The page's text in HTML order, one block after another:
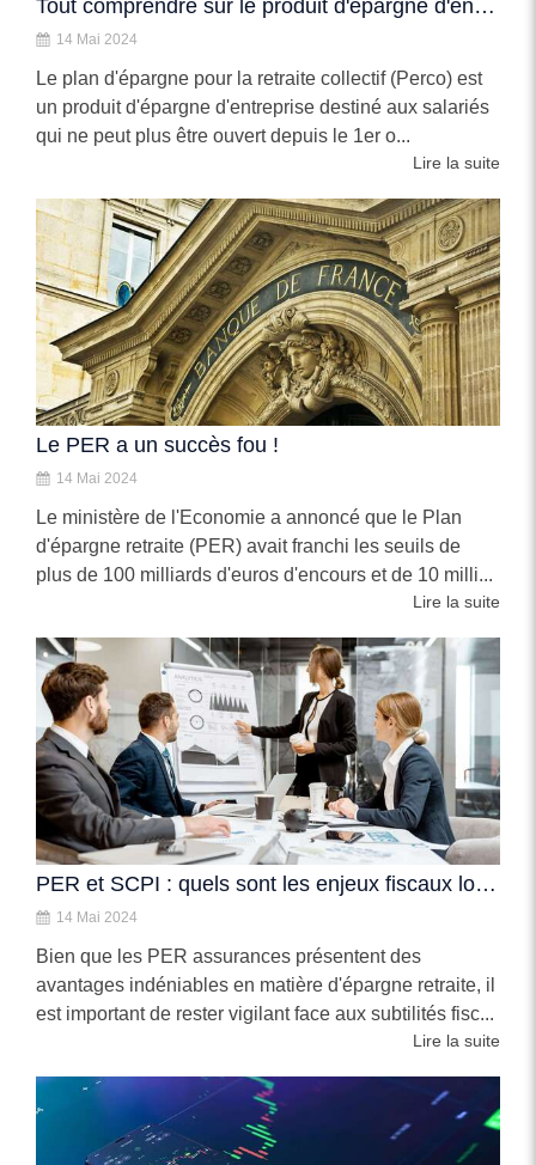
Tout comprendre sur le produit d'épargne d'entreprise Perco
14 Mai 2024
Le plan d'épargne pour la retraite collectif (Perco) est
un produit d'épargne d'entreprise destiné aux salariés
qui ne peut plus être ouvert depuis le 1er o...
Lire la suite
Le PER a un succès fou !
14 Mai 2024
Le ministère de l'Economie a annoncé que le Plan
d'épargne retraite (PER) avait franchi les seuils de
plus de 100 milliards d'euros d'encours et de 10 milli...
Lire la suite
PER et SCPI : quels sont les enjeux fiscaux lors du départ à la retraite ou du déblocage anticipé ?
14 Mai 2024
Bien que les PER assurances présentent des
avantages indéniables en matière d'épargne retraite, il
est important de rester vigilant face aux subtilités fisc...
Lire la suite